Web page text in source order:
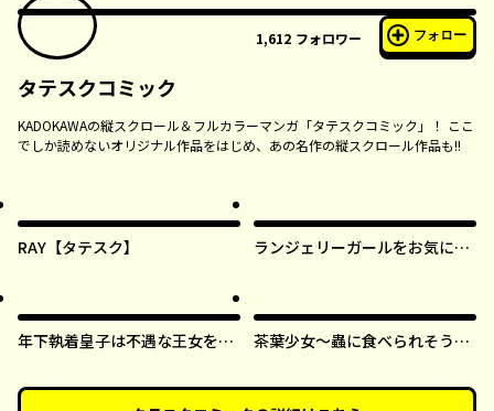
1,612 フォロワー フォロー
タテスクコミック
KADOKAWAの縦スクロール＆フルカラーマンガ「タテスクコミック」！ ここ
でしか読めないオリジナル作品をはじめ、あの名作の縦スクロール作品も!!
RAY【タテスク】
ランジェリーガールをお気に召
年下執着皇子は不遇な王女を愛
茶葉少女～蟲に食べられそうに
した！～【タテスク】